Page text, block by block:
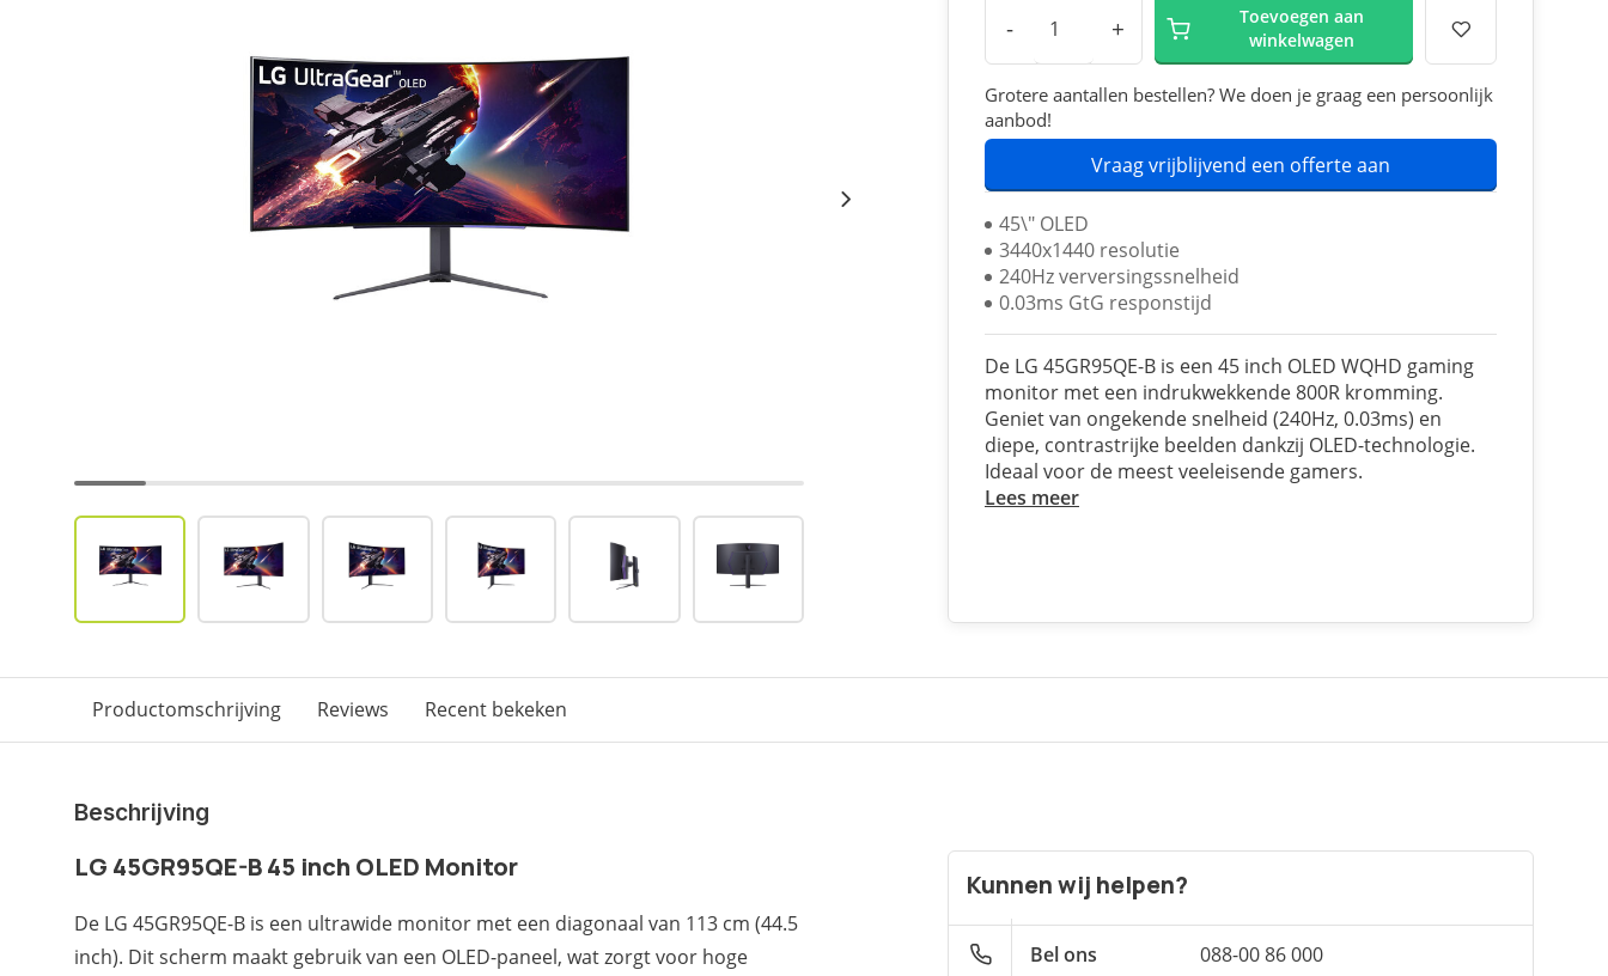
- +
Toevoegen aan
winkelwagen
Grotere aantallen bestellen? We doen je graag een persoonlijk
aanbod!
Vraag vrijblijvend een offerte aan
45\" OLED
3440x1440 resolutie
240Hz verversingssnelheid
0.03ms GtG responstijd
De LG 45GR95QE-B is een 45 inch OLED WQHD gaming
monitor met een indrukwekkende 800R kromming.
Geniet van ongekende snelheid (240Hz, 0.03ms) en
diepe, contrastrijke beelden dankzij OLED-technologie.
Ideaal voor de meest veeleisende gamers.
Lees meer
Productomschrijving Reviews Recent bekeken
Beschrijving
LG 45GR95QE-B 45 inch OLED Monitor
De LG 45GR95QE-B is een ultrawide monitor met een diagonaal van 113 cm (44.5
inch). Dit scherm maakt gebruik van een OLED-paneel, wat zorgt voor hoge
Kunnen wij helpen?
Bel ons 088-00 86 000